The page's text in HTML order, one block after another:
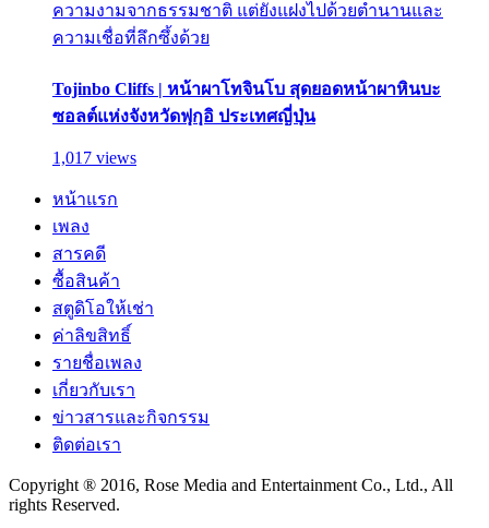
ความงามจากธรรมชาติ แต่ยังแฝงไปด้วยตำนานและ
ความเชื่อที่ลึกซึ้งด้วย
Tojinbo Cliffs | หน้าผาโทจินโบ สุดยอดหน้าผาหินบะ
ซอลต์แห่งจังหวัดฟุกุอิ ประเทศญี่ปุ่น
1,017 views
หน้าแรก
เพลง
สารคดี
ซื้อสินค้า
สตูดิโอให้เช่า
ค่าลิขสิทธิ์
รายชื่อเพลง
เกี่ยวกับเรา
ข่าวสารและกิจกรรม
ติดต่อเรา
Copyright ® 2016, Rose Media and Entertainment Co., Ltd., All
rights Reserved.